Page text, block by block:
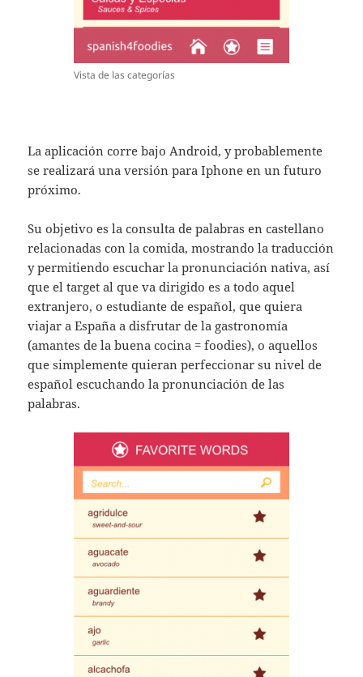
Vista de las categorías
La aplicación corre bajo Android, y probablemente
se realizará una versión para Iphone en un futuro
próximo.
Su objetivo es la consulta de palabras en castellano
relacionadas con la comida, mostrando la traducción
y permitiendo escuchar la pronunciación nativa, así
que el target al que va dirigido es a todo aquel
extranjero, o estudiante de español, que quiera
viajar a España a disfrutar de la gastronomía
(amantes de la buena cocina = foodies), o aquellos
que simplemente quieran perfeccionar su nivel de
español escuchando la pronunciación de las
palabras.